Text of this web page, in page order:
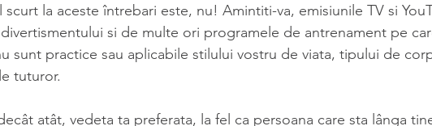
scurt la aceste întrebari este, nu! Amintiti-va, emisiunile TV si
si de multe ori programele de antrenament pe
sunt practice sau aplicabile stilului vostru de viata, tipului de
tuturor.
atât, vedeta ta preferata, la fel ca persoana care sta lânga